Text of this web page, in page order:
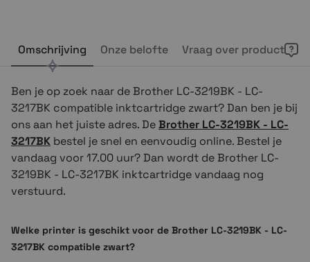
Omschrijving Onze belofte Vraag over product
Ben je op zoek naar de Brother LC-3219BK - LC-
3217BK compatible inktcartridge zwart? Dan ben je bij
ons aan het juiste adres. DeBrother LC-3219BK - LC-
3217BK bestel je snel en eenvoudig online. Bestel je
vandaag voor 17.00 uur? Dan wordt de Brother LC-
3219BK - LC-3217BK inktcartridge vandaag nog
verstuurd.
Welke printer is geschikt voor de Brother LC-3219BK - LC-
3217BK compatible zwart?